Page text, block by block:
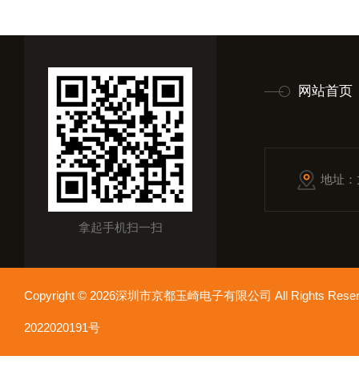
拿起手机扫一扫
网站首页
地址
Copyright © 2026深圳市京都玉崎电子有限公司 All Rights
2022020191号